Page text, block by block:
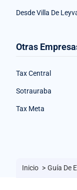
Desde Villa De
Otras
Tax Central
Sotrauraba
Tax Meta
Inicio > Guía De